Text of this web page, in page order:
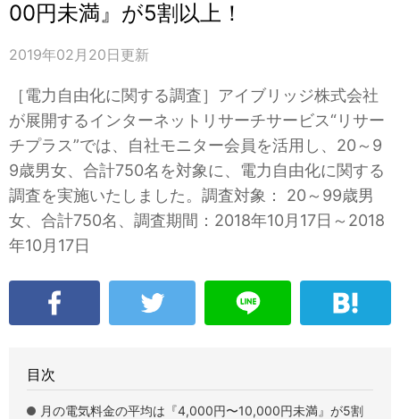
00円未満』が5割以上！
2019年02月20日 更新
［電力自由化に関する調査］アイブリッジ株式会社
が展開するインターネットリサーチサービス“リサー
チプラス”では、自社モニター会員を活用し、20～9
9歳男女、合計750名を対象に、電力自由化に関する
調査を実施いたしました。調査対象： 20～99歳男
女、合計750名、調査期間：2018年10月17日～2018
年10月17日
目次
月の電気料金の平均は『4,000円〜10,000円未満』が5割